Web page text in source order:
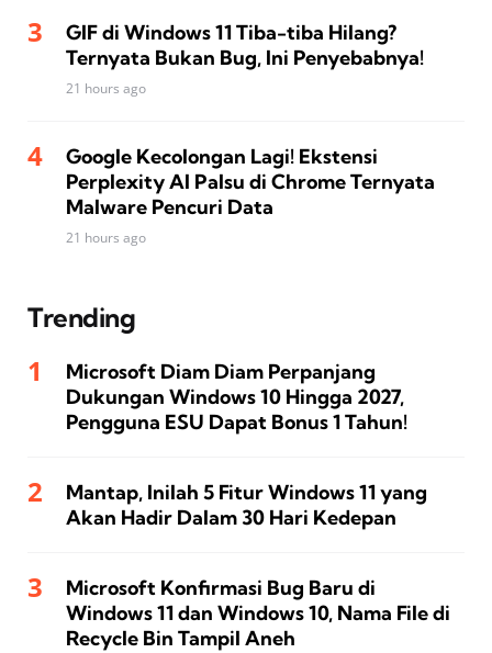
GIF di Windows 11 Tiba-tiba Hilang?
Ternyata Bukan Bug, Ini Penyebabnya!
21 hours ago
Google Kecolongan Lagi! Ekstensi
Perplexity AI Palsu di Chrome Ternyata
Malware Pencuri Data
21 hours ago
Trending
Microsoft Diam Diam Perpanjang
Dukungan Windows 10 Hingga 2027,
Pengguna ESU Dapat Bonus 1 Tahun!
Mantap, Inilah 5 Fitur Windows 11 yang
Akan Hadir Dalam 30 Hari Kedepan
Microsoft Konfirmasi Bug Baru di
Windows 11 dan Windows 10, Nama File di
Recycle Bin Tampil Aneh